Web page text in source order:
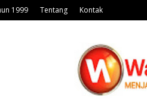
1999 Tentang Kontak